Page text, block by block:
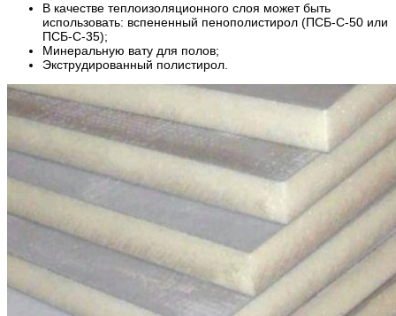
В качестве теплоизоляционного слоя может быть
использовать: вспененный пенополистирол (ПСБ-С-50 или
ПСБ-С-35);
Минеральную вату для полов;
Экструдированный полистирол.